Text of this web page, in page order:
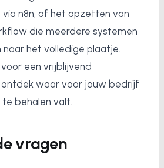
n8n, of het opzetten van
die meerdere systemen
naar het volledige plaatje.
een vrijblijvend
waar voor jouw bedrijf
behalen valt.
vragen